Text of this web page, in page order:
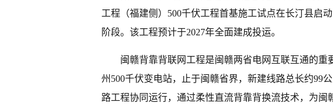
工程（福建侧）500千伏工程首基施工试点在长汀县启
阶段。该工程预计于2027年全面建成投运。
闽赣背靠背联网工程是闽赣两省电网互联互通的
州500千伏变电站，止于闽赣省界，新建线路总长约99
路工程协同运行，通过柔性直流背靠背换流技术，为闽